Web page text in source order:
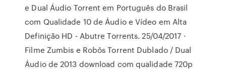
e Dual Áudio Torrent em Português do Brasil
com Qualidade 10 de Áudio e Vídeo em Alta
Definição HD - Abutre Torrents. 25/04/2017 ·
Filme Zumbis e Robôs Torrent Dublado / Dual
Áudio de 2013 download com qualidade 720p